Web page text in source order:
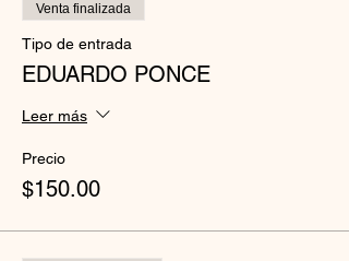
Venta finalizada
Tipo de entrada
EDUARDO PONCE
Leer más
Precio
$150.00